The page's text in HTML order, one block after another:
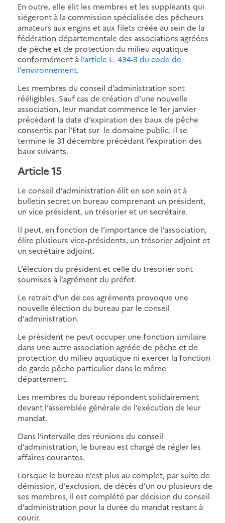
En outre, elle élit les membres et les suppléants qui
siégeront à la commission spécialisée des pêcheurs
amateurs aux engins et aux filets créée au sein de la
fédération départementale des associations agréées
de pêche et de protection du milieu aquatique
conformément à l’article L. 434-3 du code de
l’environnement.
Les membres du conseil d’administration sont
rééligibles. Sauf cas de création d’une nouvelle
association, leur mandat commence le 1er janvier
précédant la date d’expiration des baux de pêche
consentis par l’Etat sur le domaine public. Il se
termine le 31 décembre précédant l’expiration des
baux suivants.
Article 15
Le conseil d’administration élit en son sein et à
bulletin secret un bureau comprenant un président,
un vice président, un trésorier et un secrétaire.
Il peut, en fonction de l’importance de l’association,
élire plusieurs vice-présidents, un trésorier adjoint et
un secrétaire adjoint.
L’élection du président et celle du trésorier sont
soumises à l’agrément du préfet.
Le retrait d’un de ces agréments provoque une
nouvelle élection du bureau par le conseil
d’administration.
Le président ne peut occuper une fonction similaire
dans une autre association agréée de pêche et de
protection du milieu aquatique ni exercer la fonction
de garde pêche particulier dans le même
département.
Les membres du bureau répondent solidairement
devant l’assemblée générale de l’exécution de leur
mandat.
Dans l’intervalle des réunions du conseil
d’administration, le bureau est chargé de régler les
affaires courantes.
Lorsque le bureau n’est plus au complet, par suite de
démission, d’exclusion, de décès d’un ou plusieurs de
ses membres, il est complété par décision du conseil
d’administration pour la durée du mandat restant à
courir.